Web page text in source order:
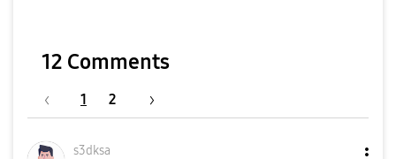
12 Comments
1 2
s3dksa